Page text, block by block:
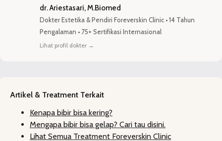
dr. Ariestasari, M.Biomed
Dokter Estetika &Pendiri Foreverskin Clinic •14 Tahun
Pengalaman • 75+ Sertifikasi Internasional
Lihat profil dokter →
Artikel & Treatment Terkait
Kenapa bibir bisa kering?
Mengapa bibir bisa gelap? Cari tau disini.
Lihat Semua Treatment Foreverskin Clinic